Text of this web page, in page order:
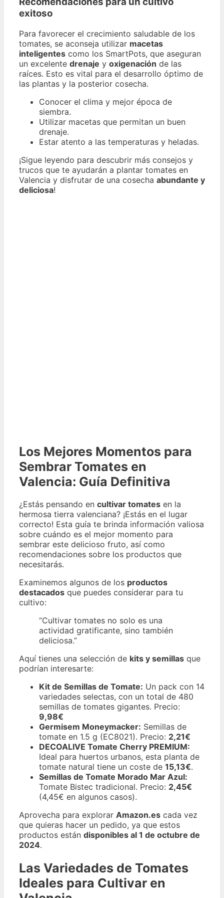
exitoso
Para favorecer el crecimiento saludable de los
tomates, se aconseja utilizar macetas
inteligentes como los SmartPots, que aseguran
un excelente drenaje y oxigenación de las
raíces. Esto es vital para el desarrollo óptimo de
las plantas y la posterior cosecha.
Conocer el clima y mejor época de
siembra.
Utilizar macetas que permitan un buen
drenaje.
Estar atento a las temperaturas y heladas.
¡Sigue leyendo para descubrir más consejos y
trucos que te ayudarán a plantar tomates en
Valencia y disfrutar de una cosecha abundante y
deliciosa!
Los Mejores Momentos para
Sembrar Tomates en
Valencia: Guía Definitiva
¿Estás pensando en cultivar tomates en la
hermosa tierra valenciana? ¡Estás en el lugar
correcto! Esta guía te brinda información valiosa
sobre cuándo es el mejor momento para
sembrar este delicioso fruto, así como
recomendaciones sobre los productos que
necesitarás.
Examinemos algunos de los productos
destacados que puedes considerar para tu
cultivo:
“Cultivar tomates no solo es una
actividad gratificante, sino también
deliciosa.”
Aquí tienes una selección de kits y semillas que
podrían interesarte:
Kit de Semillas de Tomate: Un pack con 14
variedades selectas, con un total de 480
semillas de tomates gigantes. Precio:
9,98€
Germisem Moneymacker: Semillas de
tomate en 1.5 g (EC8021). Precio: 2,21€
DECOALIVE Tomate Cherry PREMIUM:
Ideal para huertos urbanos, esta planta de
tomate natural tiene un coste de 15,13€.
Semillas de Tomate Morado Mar Azul:
Tomate Bistec tradicional. Precio: 2,45€
(4,45€ en algunos casos).
Aprovecha para explorar Amazon.es cada vez
que quieras hacer un pedido, ya que estos
productos están disponibles al 1 de octubre de
2024.
Las Variedades de Tomates
Ideales para Cultivar en